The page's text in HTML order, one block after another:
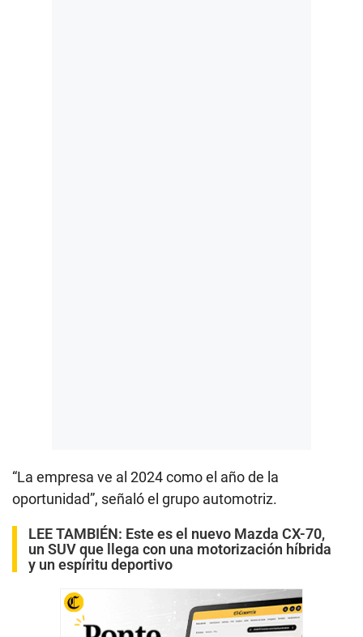
“La empresa ve al 2024 como el año de la
oportunidad”, señaló el grupo automotriz.
LEE TAMBIÉN: Este es el nuevo Mazda CX-70,
un SUV que llega con una motorización híbrida
y un espíritu deportivo